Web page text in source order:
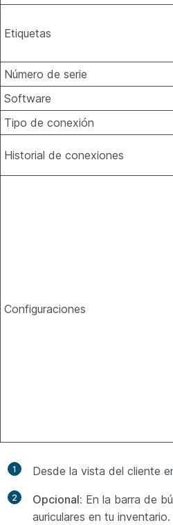
Etiquetas
Número de serie
Software
Tipo de conexión
Historial de conexiones
Configuraciones
1 Desde la vista del cliente
2 Opcional: En la barra de
auriculares en tu inventario.